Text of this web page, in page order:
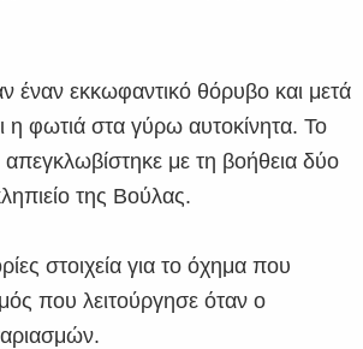
έναν εκκωφαντικό θόρυβο και μετά
η φωτιά στα γύρω αυτοκίνητα. Το
με τη βοήθεια δύο
της Βούλας.
στοιχεία για το όχημα που
που λειτούργησε όταν ο